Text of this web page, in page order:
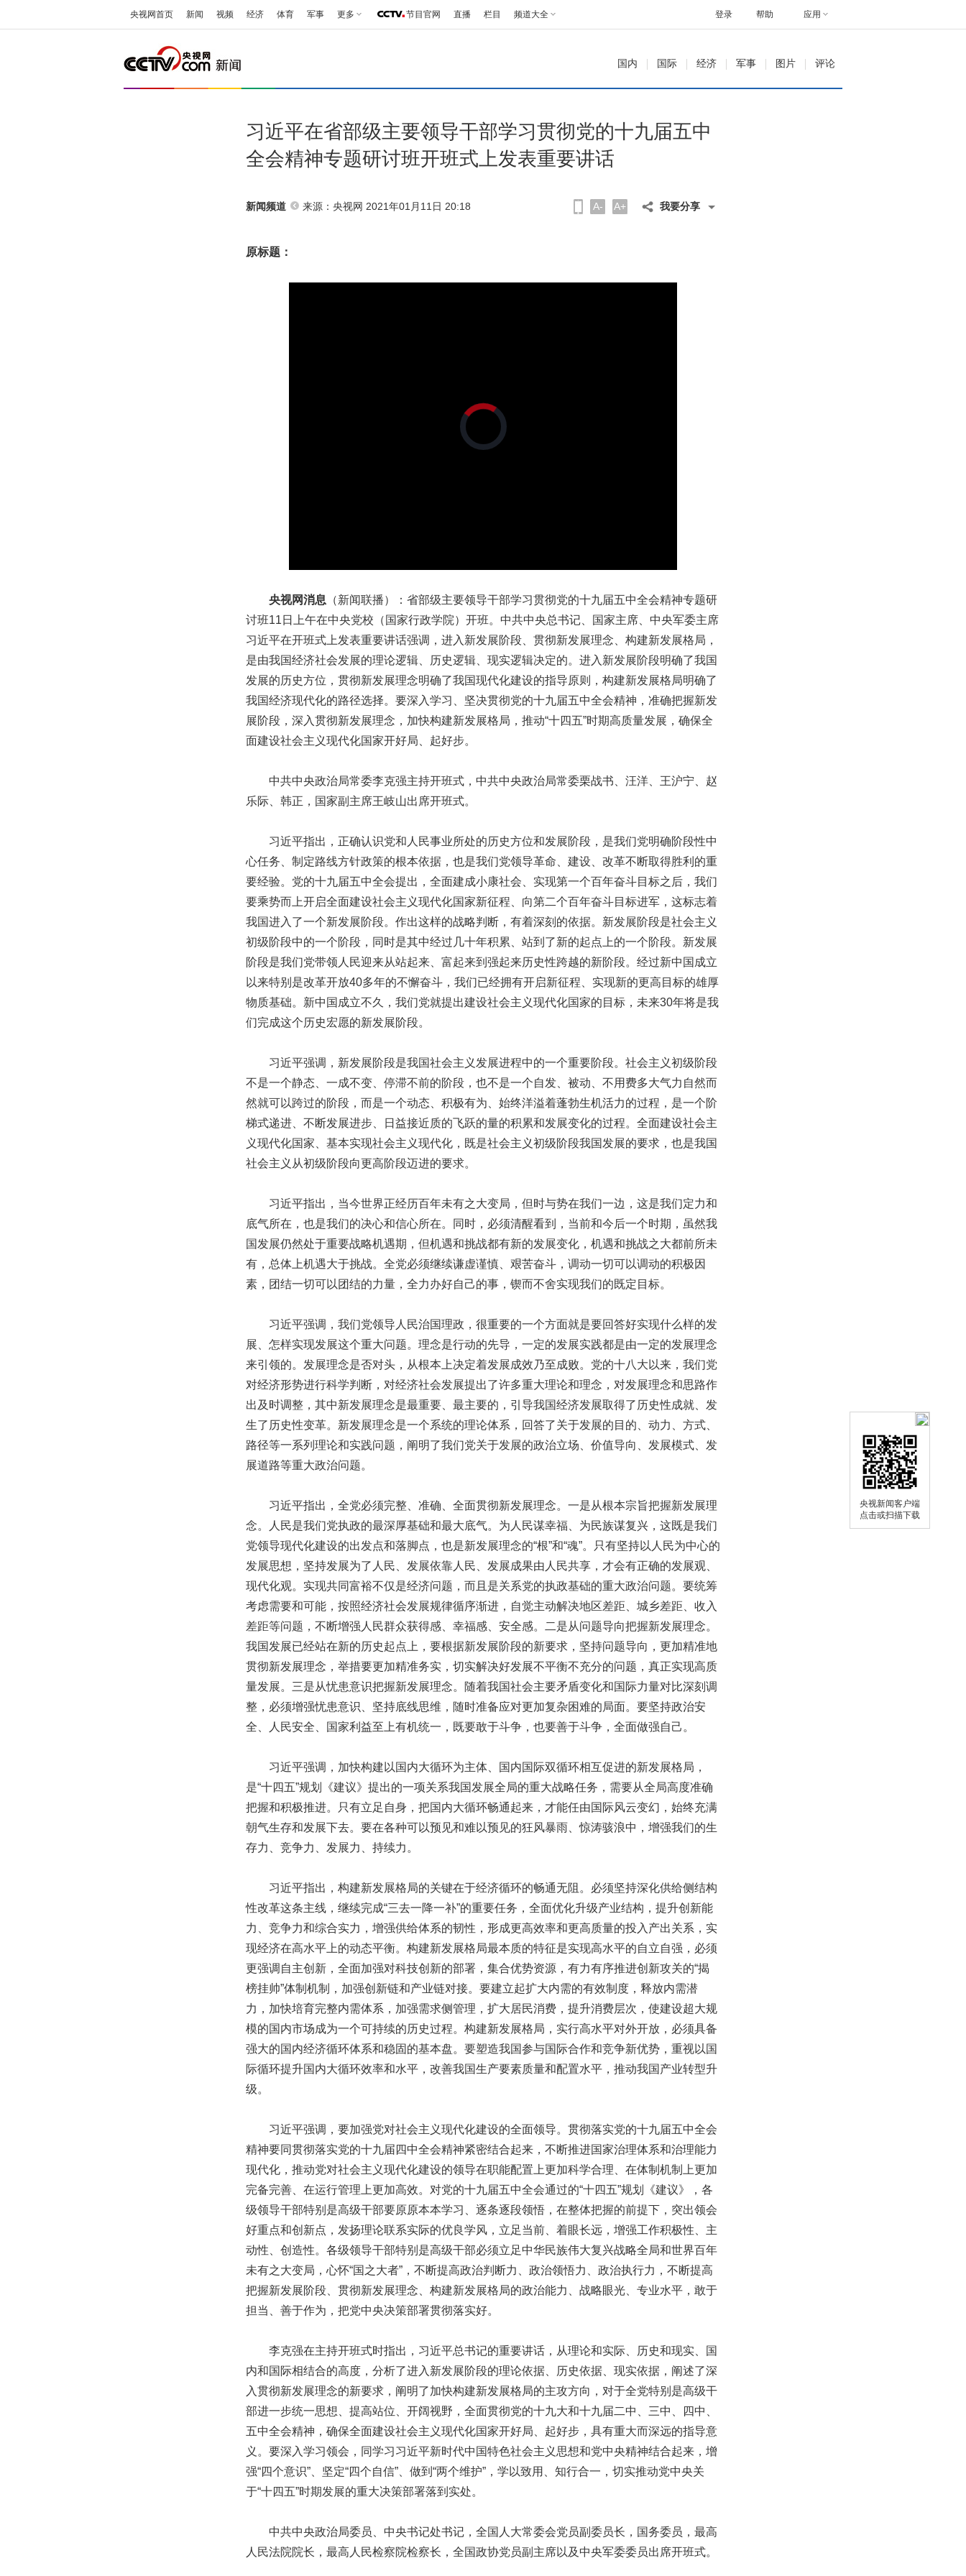
央视新闻客户端
点击或扫描下载
央视网首页 新闻 视频 经济 体育 军事 更多 节目官网 直播 栏目 频道大全 帮助 应用
登录
国内 国际 经济 军事 图片 评论
习近平在省部级主要领导干部学习贯彻党的十九届五中
全会精神专题研讨班开班式上发表重要讲话
新闻频道 来源：央视网 2021年01月11日 20:18 A- A+ 我要分享
原标题：
在
加
央视网消息 （新闻联播）：省部级主要领导干部学习贯彻党的十九届五中全会精神专题研
讨班11日上午在中央党校（国家行政学院）开班。中共中央总书记、国家主席、中央军委主席
习近平在开班式上发表重要讲话强调，进入新发展阶段、贯彻新发展理念、构建新发展格局，
是由我国经济社会发展的理论逻辑、历史逻辑、现实逻辑决定的。进入新发展阶段明确了我国
发展的历史方位，贯彻新发展理念明确了我国现代化建设的指导原则，构建新发展格局明确了
我国经济现代化的路径选择。要深入学习、坚决贯彻党的十九届五中全会精神，准确把握新发
展阶段，深入贯彻新发展理念，加快构建新发展格局，推动“十四五”时期高质量发展，确保全
面建设社会主义现代化国家开好局、起好步。
中共中央政治局常委李克强主持开班式，中共中央政治局常委栗战书、汪洋、王沪宁、赵
乐际、韩正，国家副主席王岐山出席开班式。
习近平指出，正确认识党和人民事业所处的历史方位和发展阶段，是我们党明确阶段性中
心任务、制定路线方针政策的根本依据，也是我们党领导革命、建设、改革不断取得胜利的重
要经验。党的十九届五中全会提出，全面建成小康社会、实现第一个百年奋斗目标之后，我们
要乘势而上开启全面建设社会主义现代化国家新征程、向第二个百年奋斗目标进军，这标志着
我国进入了一个新发展阶段。作出这样的战略判断，有着深刻的依据。新发展阶段是社会主义
初级阶段中的一个阶段，同时是其中经过几十年积累、站到了新的起点上的一个阶段。新发展
阶段是我们党带领人民迎来从站起来、富起来到强起来历史性跨越的新阶段。经过新中国成立
以来特别是改革开放40多年的不懈奋斗，我们已经拥有开启新征程、实现新的更高目标的雄厚
物质基础。新中国成立不久，我们党就提出建设社会主义现代化国家的目标，未来30年将是我
们完成这个历史宏愿的新发展阶段。
习近平强调，新发展阶段是我国社会主义发展进程中的一个重要阶段。社会主义初级阶段
不是一个静态、一成不变、停滞不前的阶段，也不是一个自发、被动、不用费多大气力自然而
然就可以跨过的阶段，而是一个动态、积极有为、始终洋溢着蓬勃生机活力的过程，是一个阶
梯式递进、不断发展进步、日益接近质的飞跃的量的积累和发展变化的过程。全面建设社会主
义现代化国家、基本实现社会主义现代化，既是社会主义初级阶段我国发展的要求，也是我国
社会主义从初级阶段向更高阶段迈进的要求。
习近平指出，当今世界正经历百年未有之大变局，但时与势在我们一边，这是我们定力和
底气所在，也是我们的决心和信心所在。同时，必须清醒看到，当前和今后一个时期，虽然我
国发展仍然处于重要战略机遇期，但机遇和挑战都有新的发展变化，机遇和挑战之大都前所未
有，总体上机遇大于挑战。全党必须继续谦虚谨慎、艰苦奋斗，调动一切可以调动的积极因
素，团结一切可以团结的力量，全力办好自己的事，锲而不舍实现我们的既定目标。
习近平强调，我们党领导人民治国理政，很重要的一个方面就是要回答好实现什么样的发
展、怎样实现发展这个重大问题。理念是行动的先导，一定的发展实践都是由一定的发展理念
来引领的。发展理念是否对头，从根本上决定着发展成效乃至成败。党的十八大以来，我们党
对经济形势进行科学判断，对经济社会发展提出了许多重大理论和理念，对发展理念和思路作
出及时调整，其中新发展理念是最重要、最主要的，引导我国经济发展取得了历史性成就、发
生了历史性变革。新发展理念是一个系统的理论体系，回答了关于发展的目的、动力、方式、
路径等一系列理论和实践问题，阐明了我们党关于发展的政治立场、价值导向、发展模式、发
展道路等重大政治问题。
习近平指出，全党必须完整、准确、全面贯彻新发展理念。一是从根本宗旨把握新发展理
念。人民是我们党执政的最深厚基础和最大底气。为人民谋幸福、为民族谋复兴，这既是我们
党领导现代化建设的出发点和落脚点，也是新发展理念的“根”和“魂”。只有坚持以人民为中心的
发展思想，坚持发展为了人民、发展依靠人民、发展成果由人民共享，才会有正确的发展观、
现代化观。实现共同富裕不仅是经济问题，而且是关系党的执政基础的重大政治问题。要统筹
考虑需要和可能，按照经济社会发展规律循序渐进，自觉主动解决地区差距、城乡差距、收入
差距等问题，不断增强人民群众获得感、幸福感、安全感。二是从问题导向把握新发展理念。
我国发展已经站在新的历史起点上，要根据新发展阶段的新要求，坚持问题导向，更加精准地
贯彻新发展理念，举措要更加精准务实，切实解决好发展不平衡不充分的问题，真正实现高质
量发展。三是从忧患意识把握新发展理念。随着我国社会主要矛盾变化和国际力量对比深刻调
整，必须增强忧患意识、坚持底线思维，随时准备应对更加复杂困难的局面。要坚持政治安
全、人民安全、国家利益至上有机统一，既要敢于斗争，也要善于斗争，全面做强自己。
习近平强调，加快构建以国内大循环为主体、国内国际双循环相互促进的新发展格局，
是“十四五”规划《建议》提出的一项关系我国发展全局的重大战略任务，需要从全局高度准确
把握和积极推进。只有立足自身，把国内大循环畅通起来，才能任由国际风云变幻，始终充满
朝气生存和发展下去。要在各种可以预见和难以预见的狂风暴雨、惊涛骇浪中，增强我们的生
存力、竞争力、发展力、持续力。
习近平指出，构建新发展格局的关键在于经济循环的畅通无阻。必须坚持深化供给侧结构
性改革这条主线，继续完成“三去一降一补”的重要任务，全面优化升级产业结构，提升创新能
力、竞争力和综合实力，增强供给体系的韧性，形成更高效率和更高质量的投入产出关系，实
现经济在高水平上的动态平衡。构建新发展格局最本质的特征是实现高水平的自立自强，必须
更强调自主创新，全面加强对科技创新的部署，集合优势资源，有力有序推进创新攻关的“揭
榜挂帅”体制机制，加强创新链和产业链对接。要建立起扩大内需的有效制度，释放内需潜
力，加快培育完整内需体系，加强需求侧管理，扩大居民消费，提升消费层次，使建设超大规
模的国内市场成为一个可持续的历史过程。构建新发展格局，实行高水平对外开放，必须具备
强大的国内经济循环体系和稳固的基本盘。要塑造我国参与国际合作和竞争新优势，重视以国
际循环提升国内大循环效率和水平，改善我国生产要素质量和配置水平，推动我国产业转型升
级。
习近平强调，要加强党对社会主义现代化建设的全面领导。贯彻落实党的十九届五中全会
精神要同贯彻落实党的十九届四中全会精神紧密结合起来，不断推进国家治理体系和治理能力
现代化，推动党对社会主义现代化建设的领导在职能配置上更加科学合理、在体制机制上更加
完备完善、在运行管理上更加高效。对党的十九届五中全会通过的“十四五”规划《建议》，各
级领导干部特别是高级干部要原原本本学习、逐条逐段领悟，在整体把握的前提下，突出领会
好重点和创新点，发扬理论联系实际的优良学风，立足当前、着眼长远，增强工作积极性、主
动性、创造性。各级领导干部特别是高级干部必须立足中华民族伟大复兴战略全局和世界百年
未有之大变局，心怀“国之大者”，不断提高政治判断力、政治领悟力、政治执行力，不断提高
把握新发展阶段、贯彻新发展理念、构建新发展格局的政治能力、战略眼光、专业水平，敢于
担当、善于作为，把党中央决策部署贯彻落实好。
李克强在主持开班式时指出，习近平总书记的重要讲话，从理论和实际、历史和现实、国
内和国际相结合的高度，分析了进入新发展阶段的理论依据、历史依据、现实依据，阐述了深
入贯彻新发展理念的新要求，阐明了加快构建新发展格局的主攻方向，对于全党特别是高级干
部进一步统一思想、提高站位、开阔视野，全面贯彻党的十九大和十九届二中、三中、四中、
五中全会精神，确保全面建设社会主义现代化国家开好局、起好步，具有重大而深远的指导意
义。要深入学习领会，同学习习近平新时代中国特色社会主义思想和党中央精神结合起来，增
强“四个意识”、坚定“四个自信”、做到“两个维护”，学以致用、知行合一，切实推动党中央关
于“十四五”时期发展的重大决策部署落到实处。
中共中央政治局委员、中央书记处书记，全国人大常委会党员副委员长，国务委员，最高
人民法院院长，最高人民检察院检察长，全国政协党员副主席以及中央军委委员出席开班式。